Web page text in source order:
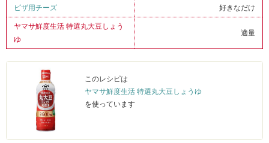
ピザ用チーズ
好きなだけ
ヤマサ鮮度生活 特選丸大豆しょう
ゆ
適量
このレシピは
ヤマサ鮮度生活 特選丸大豆しょうゆ
を使っています